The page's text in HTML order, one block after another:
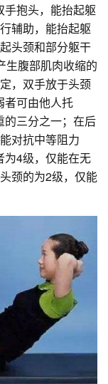
手抱头，能抬起躯
辅助，能抬起躯
头颈和部分躯干
生腹部肌肉收缩的
，双手放于头颈
者可由他人托
的三分之一；在后
对抗中等阻力
为4级，仅能在无
颈的为2级，仅能